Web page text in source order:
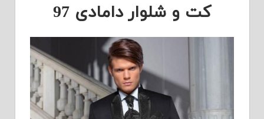
کت و شلوار دامادی 97